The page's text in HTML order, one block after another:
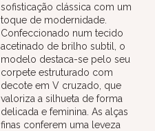
sofisticação clássica com um
toque de modernidade.
Confeccionado num tecido
acetinado de brilho subtil, o
modelo destaca-se pelo seu
corpete estruturado com
decote em V cruzado, que
valoriza a silhueta de forma
delicada e feminina. As alças
finas conferem uma leveza